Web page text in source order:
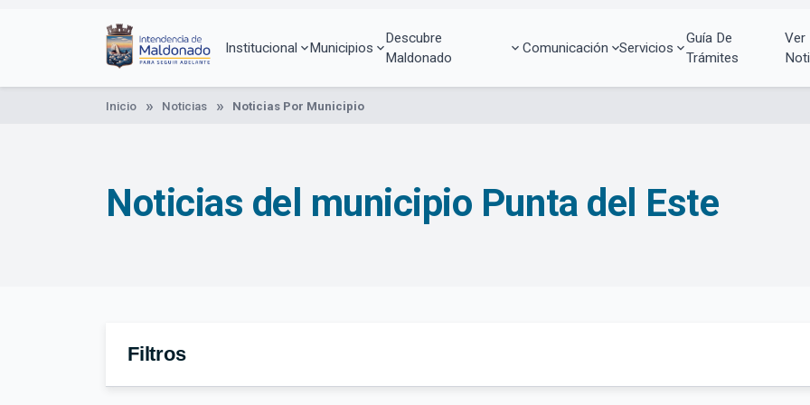
Institucional Municipios
Descubre
Maldonado
Comunicación Servicios
Guía De
Trámites
Ver
Inicio Noticias Noticias Por Municipio
Noticias del municipio Punta del Este
Filtros